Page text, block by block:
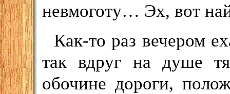
невмоготу… Эх, вот
Как-то раз вечером
так вдруг на душе
обочине дороги,